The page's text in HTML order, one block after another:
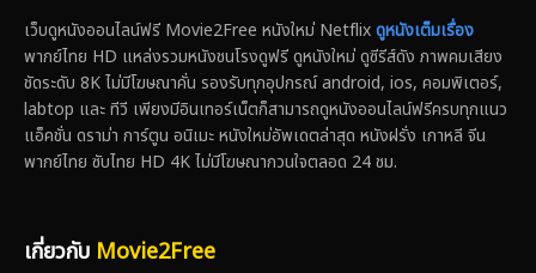
เว็บดูหนังออนไลน์ฟรี Movie2Free หนังใหม่ Netflixดูหนังเต็มเรื่อง
พากย์ไทย HD แหล่งรวมหนังชนโรงดูฟรี ดูหนังใหม่ ดูซีรีส์ดัง ภาพคมเสียง
ชัดระดับ 8K ไม่มีโฆษณาคั่น รองรับทุกอุปกรณ์ android, ios, คอมพิเตอร์,
labtop และ ทีวี เพียงมีอินเทอร์เน็ตก็สามารถดูหนังออนไลน์ฟรีครบทุกแนว
แอ็คชั่น ดราม่า การ์ตูน อนิเมะ หนังใหม่อัพเดตล่าสุด หนังฝรั่ง เกาหลี จีน
พากย์ไทย ซับไทย HD 4K ไม่มีโฆษณากวนใจตลอด 24 ชม.
เกี่ยวกับ Movie2Free